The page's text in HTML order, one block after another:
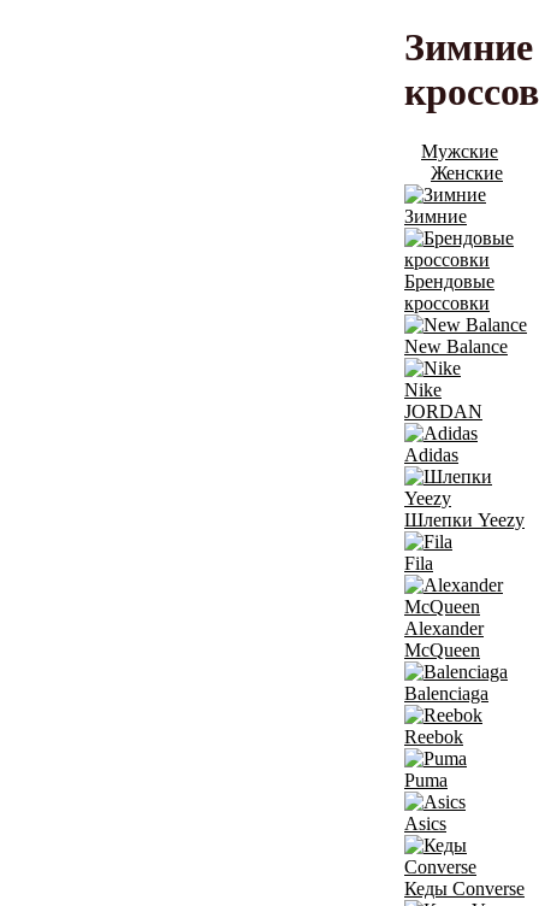
Зимние
Мужские
Женские
Зимние
Брендовые
кроссовки
New Balance
Nike
JORDAN
Adidas
Шлепки Yeezy
Fila
Alexander
McQueen
Balenciaga
Reebok
Puma
Asics
Кеды Converse